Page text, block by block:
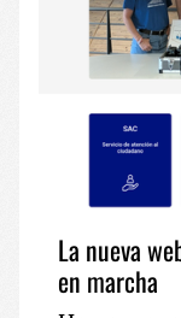
La nueva
en marcha